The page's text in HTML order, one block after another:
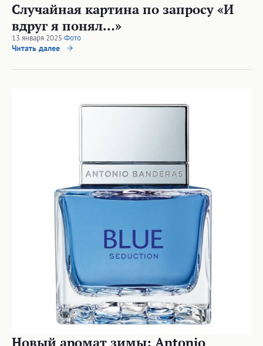
Случайная картина по запросу «И
вдруг я понял…»
13 января 2025·Фото
Читать далее
Новый аромат зимы: Antonio